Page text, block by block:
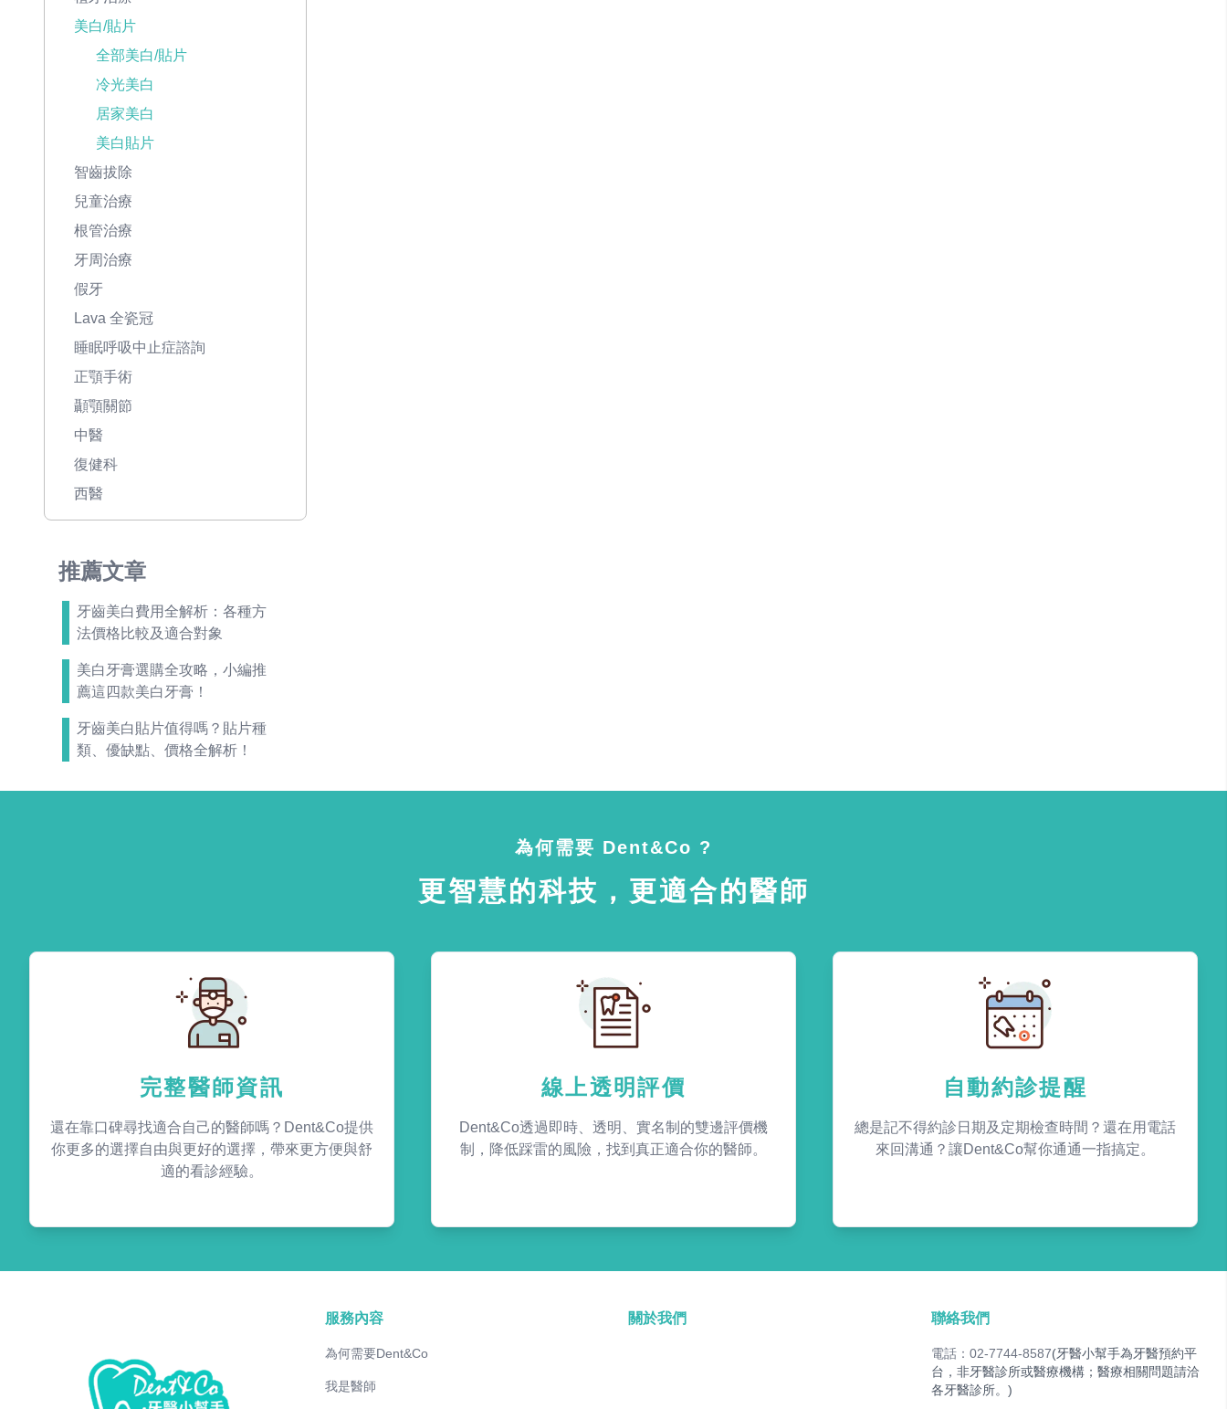
美白/貼片
全部美白/貼片
冷光美白
居家美白
美白貼片
智齒拔除
兒童治療
根管治療
牙周治療
假牙
Lava 全瓷冠
睡眠呼吸中止症諮詢
正顎手術
顳顎關節
中醫
復健科
西醫
推薦文章
牙齒美白費用全解析：各種方
法價格比較及適合對象
美白牙膏選購全攻略，小編推
薦這四款美白牙膏！
牙齒美白貼片值得嗎？貼片種
類、優缺點、價格全解析！
為何需要 Dent&Co ?
更智慧的科技，更適合的醫師
完整醫師資訊
還在靠口碑尋找適合自己的醫師嗎？Dent&Co提供
你更多的選擇自由與更好的選擇，帶來更方便與舒
適的看診經驗。
線上透明評價
Dent&Co透過即時、透明、實名制的雙邊評價機
制，降低踩雷的風險，找到真正適合你的醫師。
自動約診提醒
總是記不得約診日期及定期檢查時間？還在用電話
來回溝通？讓Dent&Co幫你通通一指搞定。
服務內容
為何需要Dent&Co
我是醫師
關於我們 聯絡我們
電話：02-7744-8587(牙醫小幫手為牙醫預約平
台，非牙醫診所或醫療機構；醫療相關問題請洽
各牙醫診所。)